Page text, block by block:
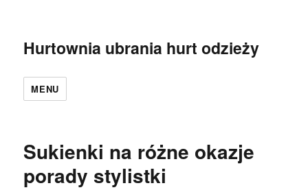
Hurtownia ubrania hurt odzieży
MENU
Sukienki na różne okazje
porady stylistki